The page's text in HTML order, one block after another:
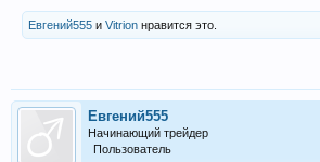
Евгений555 и Vitrion нравится это.
Евгений555
Начинающий трейдер
Пользователь